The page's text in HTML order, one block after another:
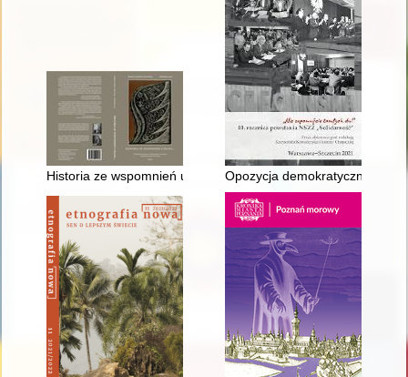
Historia ze wspomnień utkana... : o dawnej codzienności,
Opozycja demokratyczna i